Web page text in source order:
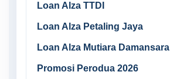
Loan Alza TTDI
Loan Alza Petaling Jaya
Loan Alza Mutiara Damansara
Promosi Perodua 2026